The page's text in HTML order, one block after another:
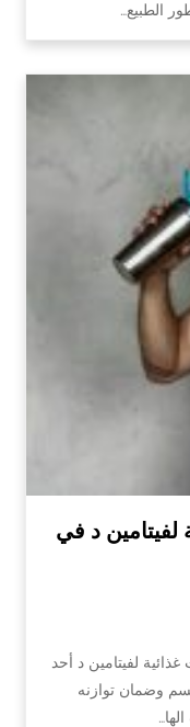
الطبيع…
لفيتامين د في
لفيتامين د أحد
وضمان توازنه